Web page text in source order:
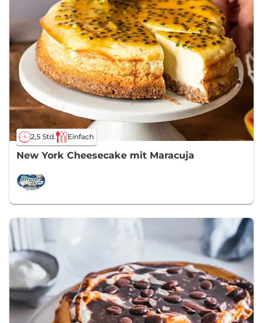
2,5 Std. Einfach
New York Cheesecake mit Maracuja